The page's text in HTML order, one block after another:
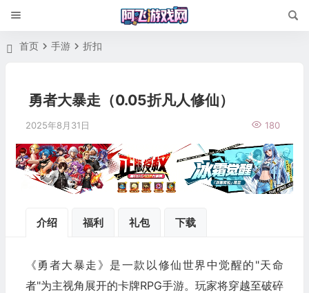
首页 手游 折扣
勇者大暴走（0.05折凡人修仙）
2025年8月31日 180
介绍 福利 礼包 下载
《勇者大暴走》是一款以修仙世界中觉醒的"天命
者"为主视角展开的卡牌RPG手游。玩家将穿越至破碎